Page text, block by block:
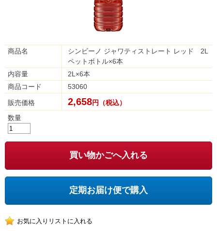
商品名
シンビーノ ジャワティストレート レッド 2L
ペットボトル×6本
内容量
2L×6本
商品コード
53060
販売価格 2,658円（税込）
数量
買い物かごへ入れる
定期お届け便で購入